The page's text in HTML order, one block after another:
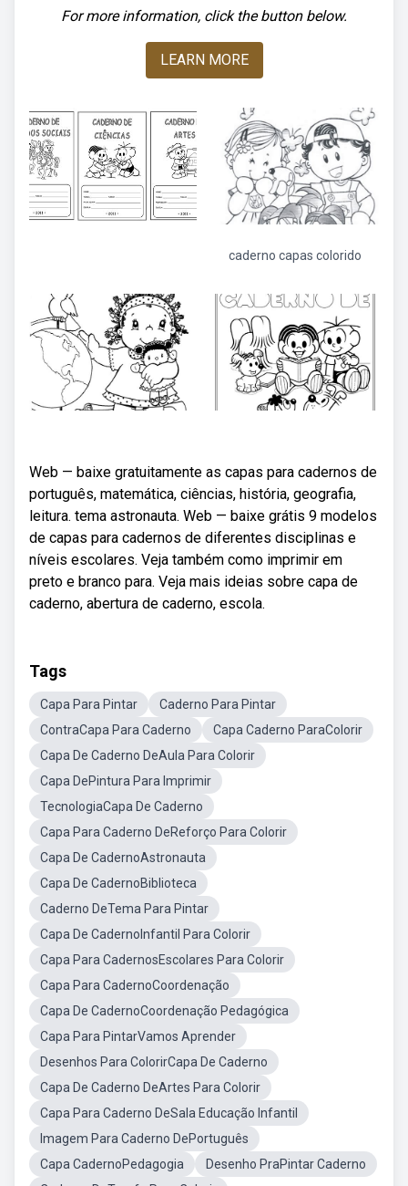
For more information, click the button below.
LEARN MORE
caderno capas colorido
Web — baixe gratuitamente as capas para cadernos de
português, matemática, ciências, história, geografia,
leitura. tema astronauta. Web — baixe grátis 9 modelos
de capas para cadernos de diferentes disciplinas e
níveis escolares. Veja também como imprimir em
preto e branco para. Veja mais ideias sobre capa de
caderno, abertura de caderno, escola.
Tags
Capa Para Pintar
Caderno Para Pintar
ContraCapa Para Caderno
Capa Caderno ParaColorir
Capa De Caderno DeAula Para Colorir
Capa DePintura Para Imprimir
TecnologiaCapa De Caderno
Capa Para Caderno DeReforço Para Colorir
Capa De CadernoAstronauta
Capa De CadernoBiblioteca
Caderno DeTema Para Pintar
Capa De CadernoInfantil Para Colorir
Capa Para CadernosEscolares Para Colorir
Capa Para CadernoCoordenação
Capa De CadernoCoordenação Pedagógica
Capa Para PintarVamos Aprender
Desenhos Para ColorirCapa De Caderno
Capa De Caderno DeArtes Para Colorir
Capa Para Caderno DeSala Educação Infantil
Imagem Para Caderno DePortuguês
Capa CadernoPedagogia
Desenho PraPintar Caderno